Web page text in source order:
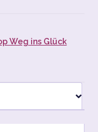
Weg ins Glück